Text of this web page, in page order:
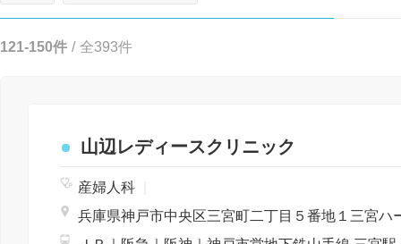
121-150件 / 全393件
山辺レディースクリニック
産婦人科